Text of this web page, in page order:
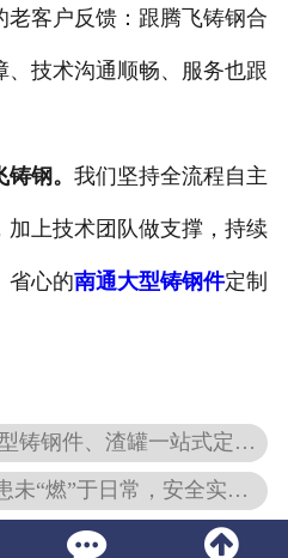
客户反馈：跟腾飞铸钢合
技术沟通顺畅、服务也跟
钢。 我们坚持全流程自主
上技术团队做支撑，持续
省心的南通大型铸钢件定制
上一条：腾飞机械：大型铸钢件、渣罐一站式定制服务
下一条：腾飞铸钢 | 防患未“燃”于日常，安全实战在行动